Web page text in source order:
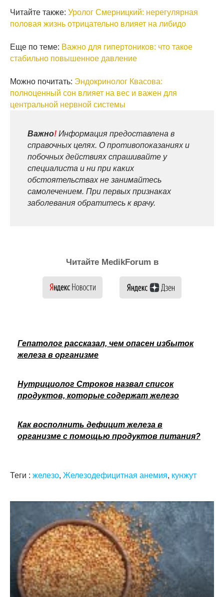
Читайте также: Уролог Смерницкий: нерегулярная
половая жизнь отрицательно влияет на либидо
Еще по теме: Важно для гипертоников: что такое
стабильно повышенное давление
Можно почитать: Эндокринолог Квасова:
полноценный сон влияет на вес и важен для
центральной нервной системы
Важно! Информация предоставлена в
справочных целях. О противопоказаниях и
побочных действиях спрашивайте у
специалиста и ни при каких
обстоятельствах не занимайтесь
самолечением. При первых признаках
заболевания обратитесь к врачу.
Читайте MedikForum в
Гепатолог рассказал, чем опасен избыток
железа в организме
Нутрициолог Строков назвал список
продуктов, которые содержат железо
Как восполнить дефицит железа в
организме с помощью продуктов питания?
Теги : железо, Железодефицитная анемия, кунжут